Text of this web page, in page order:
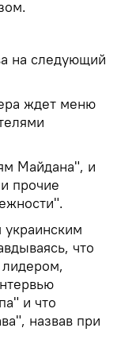
на следующий
ждет меню
Майдана", и
прочие
что
лидером,
и что
назвав при